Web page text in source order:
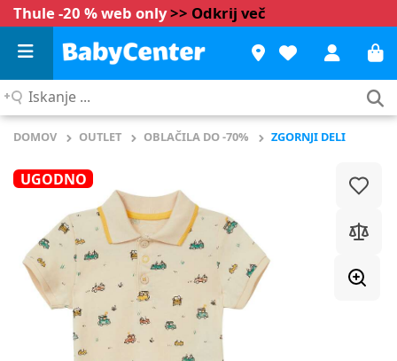
Thule -20 % web only>> Odkrij več
Iskanje
DOMOV OUTLET OBLAČILA DO -70% ZGORNJI DELI
UGODNO